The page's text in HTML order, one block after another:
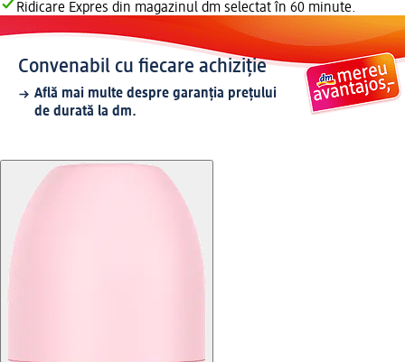
Ridicare Expres din magazinul dm selectat în 60 minute.
Convenabil cu fiecare achiziție
Află mai multe despre garanția prețului
de durată la dm.